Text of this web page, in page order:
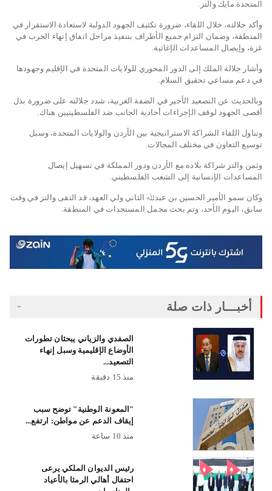
المتحدة مايك والتز.
وأكد جلالته، خلال اللقاء، ضرورة تكثيف الجهود الدولية لاستعادة الاستقرار في
المنطقة، وضمان التزام جميع الأطراف بتنفيذ مراحل اتفاق إنهاء الحرب في
غزة، وإيصال المساعدات الإغاثية.
وأشار جلالة الملك إلى الدور المحوري للولايات المتحدة في الإقليم وجهودها
في دعم مساعي تحقيق السلام.
وبالحديث عن التصعيد الأخير في الضفة الغربية، شدد جلالته على ضرورة بذل
أقصى الجهود لوقف الإجراءات أحادية الجانب ضد الفلسطينيين هناك.
وتناول اللقاء الشراكة الاستراتيجية بين الأردن والولايات المتحدة، وسبل
توسيع التعاون في مختلف المجالات.
وثمن والتز شراكة بلاده مع الأردن ودور المملكة في تسهيل إيصال
المساعدات الإنسانية إلى الشعب الفلسطيني.
وكان سمو الأمير الحسين بن عبدﷲ الثاني ولي العهد، قد التقى والتز في وقت
سابق، اليوم الأحد، وتم بحث مجمل المستجدات في المنطقة.
أخبـــار ذات صلة
الصفدي والزياني يبحثان تطورات
الأوضاع الإقليمية وسبل إنهاء
التصعيد...
منذ 15 دقيقة
"المعونة الوطنية" توضح سبب
إيقاف الدعم عن مواطن: ارتفع...
منذ 10 ساعة
رئيس الديوان الملكي يرعى
احتفال أهالي الرمثا بالأعياد